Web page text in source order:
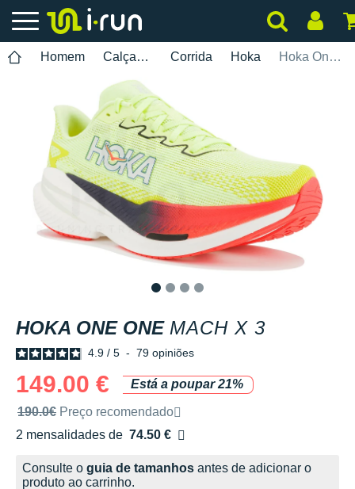
Homem Calçados Corrida Hoka Hoka One One Mach X 3
HOKA ONE ONE MACH X 3
4.9 / 5 - 79 opiniões
149.00 €
Está a poupar 21%
Preço de venda recomendado pela marca
190.0€ Preço recomendado
2 mensalidades de 74.50 €
sem custos
Consulte o guia de tamanhos antes de adicionar o
produto ao carrinho.